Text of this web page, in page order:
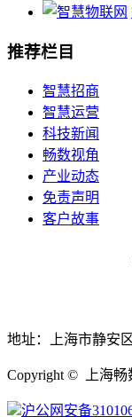
推荐栏目
智慧招商
智慧运营
科技新闻
畅数视角
产业动态
免责声明
客户故事
地址：上海市静安
Copyright © 上海
沪公网安备